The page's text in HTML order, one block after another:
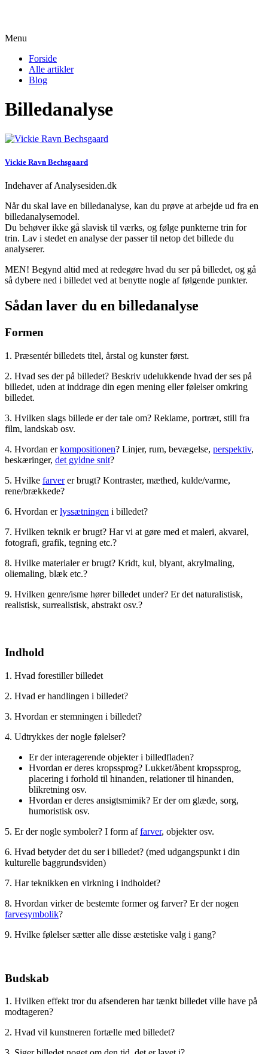
Menu
Forside
Alle artikler
Blog
Billedanalyse
Vickie Ravn Bechsgaard
Indehaver af Analysesiden.dk
Når du skal lave en billedanalyse, kan du prøve at arbejde ud fra en
billedanalysemodel.
Du behøver ikke gå slavisk til værks, og følge punkterne trin for
trin. Lav i stedet en analyse der passer til netop det billede du
analyserer.
MEN! Begynd altid med at redegøre hvad du ser på billedet, og gå
så dybere ned i billedet ved at benytte nogle af følgende punkter.
Sådan laver du en billedanalyse
Formen
1. Præsentér billedets titel, årstal og kunster først.
2. Hvad ses der på billedet? Beskriv udelukkende hvad der ses på
billedet, uden at inddrage din egen mening eller følelser omkring
billedet.
3. Hvilken slags billede er der tale om? Reklame, portræt, still fra
film, landskab osv.
4. Hvordan erkompositionen? Linjer, rum, bevægelse, perspektiv,
beskæringer, det gyldne snit?
5. Hvilke farverer brugt? Kontraster, mæthed, kulde/varme,
rene/brækkede?
6. Hvordan erlyssætningen i billedet?
7. Hvilken teknik er brugt? Har vi at gøre med et maleri, akvarel,
fotografi, grafik, tegning etc.?
8. Hvilke materialer er brugt? Kridt, kul, blyant, akrylmaling,
oliemaling, blæk etc.?
9. Hvilken genre/isme hører billedet under? Er det naturalistisk,
realistisk, surrealistisk, abstrakt osv.?
Indhold
1. Hvad forestiller billedet
2. Hvad er handlingen i billedet?
3. Hvordan er stemningen i billedet?
4. Udtrykkes der nogle følelser?
Er der interagerende objekter i billedfladen?
Hvordan er deres kropssprog? Lukket/åbent kropssprog,
placering i forhold til hinanden, relationer til hinanden,
blikretning osv.
Hvordan er deres ansigtsmimik? Er der om glæde, sorg,
humoristisk osv.
5. Er der nogle symboler? I form affarver, objekter osv.
6. Hvad betyder det du ser i billedet? (med udgangspunkt i din
kulturelle baggrundsviden)
7. Har teknikken en virkning i indholdet?
8. Hvordan virker de bestemte former og farver? Er der nogen
farvesymbolik?
9. Hvilke følelser sætter alle disse æstetiske valg i gang?
Budskab
1. Hvilken effekt tror du afsenderen har tænkt billedet ville have på
modtageren?
2. Hvad vil kunstneren fortælle med billedet?